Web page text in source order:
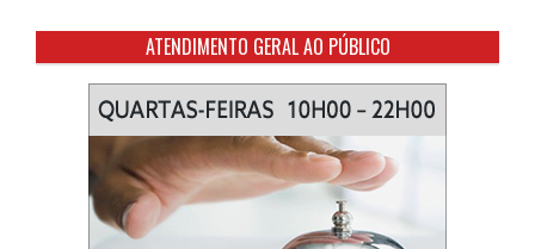
ATENDIMENTO GERAL AO PÚBLICO